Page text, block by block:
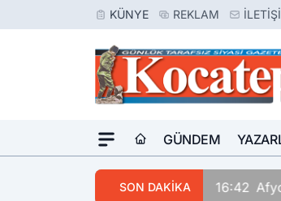
KÜNYE REKLAM
GÜNDEM
SON DAKİKA 16:42